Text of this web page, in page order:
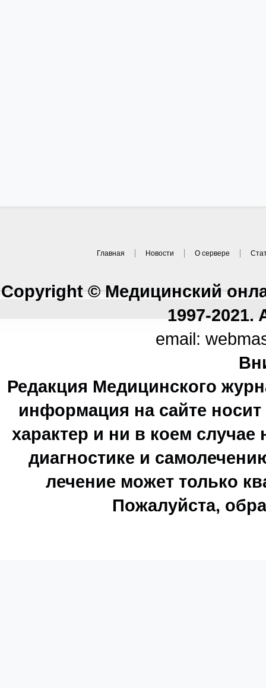
Главная Новости О сервере
Copyright © Медицинский
1997-2021.
email:
Редакция Медицинского
информация на сайте
характер и ни в коем
диагностике и
лечение может только
Пожалуйста,